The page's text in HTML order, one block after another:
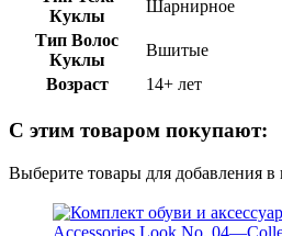
Куклы
Шарнирное
Тип Волос
Куклы
Вшитые
Возраст
14+ лет
С этим товаром покупают:
Выберите товары для добавления в